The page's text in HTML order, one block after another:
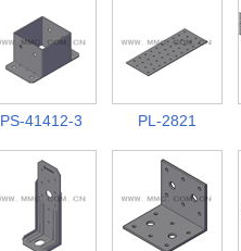
PS-41412-3 PL-2821